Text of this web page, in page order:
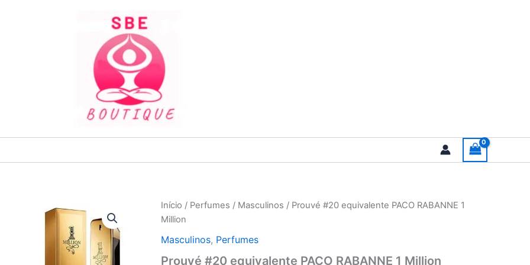
Início / Perfumes / Masculinos / Prouvé #20 equivalente PACO RABANNE 1
Million
Masculinos, Perfumes
Prouvé #20 equivalente PACO RABANNE 1 Million
Quantidade
de
#20
PACO